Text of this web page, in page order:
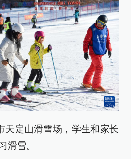
天定山滑雪场，学生和家长
滑雪。